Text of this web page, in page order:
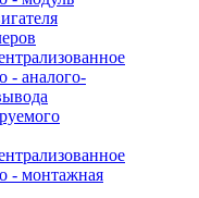
- аналого-
- монтажная